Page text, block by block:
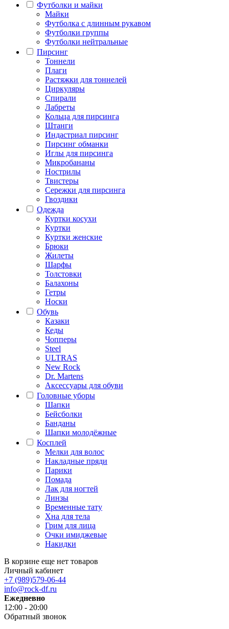
Футболки и майки
Майки
Футболка с длинным рукавом
Футболки группы
Футболки нейтральные
Пирсинг
Тоннели
Плаги
Растяжки для тоннелей
Циркуляры
Спирали
Лабреты
Кольца для пирсинга
Штанги
Индастриал пирсинг
Пирсинг обманки
Иглы для пирсинга
Микробананы
Нострилы
Твистеры
Сережки для пирсинга
Гвоздики
Одежда
Куртки косухи
Куртки
Куртки женские
Брюки
Жилеты
Шарфы
Толстовки
Балахоны
Гетры
Носки
Обувь
Казаки
Кеды
Чопперы
Steel
ULTRAS
New Rock
Dr. Martens
Аксессуары для обуви
Головные уборы
Шапки
Бейсболки
Банданы
Шапки молодёжные
Косплей
Мелки для волос
Накладные пряди
Парики
Помада
Лак для ногтей
Линзы
Временные тату
Хна для тела
Грим для лица
Очки имиджевые
Накидки
В корзине еще нет товаров
Личный кабинет
+7 (989)579-06-44
info@rock-df.ru
Ежедневно
12:00 - 20:00
Обратный звонок